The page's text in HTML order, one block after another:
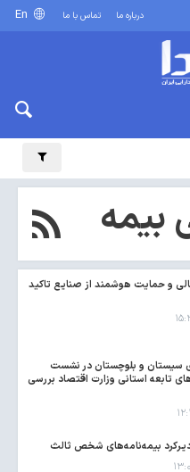
درباره ما تماس با ما
و حمایت هوشمند از صنایع تاکید
سیستان و بلوچستان در نشست
تابعه استانی وزارت اقتصاد بررسی
بیمه‌نامه‌های شخص ثالث